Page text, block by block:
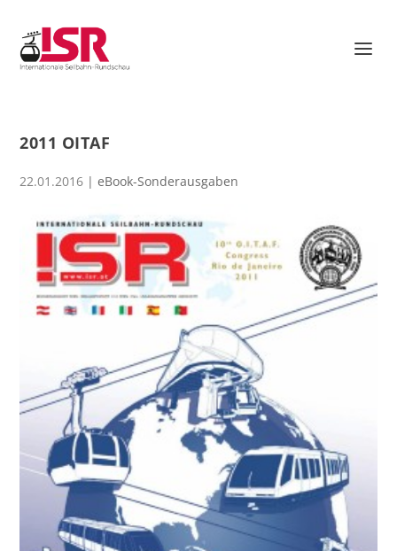
2011 OITAF
22.01.2016 |eBook-Sonderausgaben